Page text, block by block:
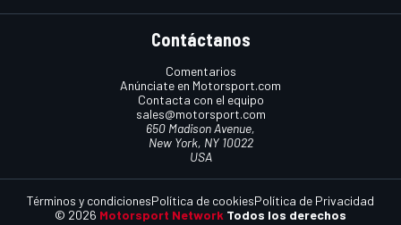
Contáctanos
Comentarios
Anúnciate en Motorsport.com
Contacta con el equipo
sales@motorsport.com
650 Madison Avenue,
New York, NY 10022
USA
© 2026 Motorsport Network Todos los derechos
Términos y condicionesPolítica de cookiesPolítica de Privacidad